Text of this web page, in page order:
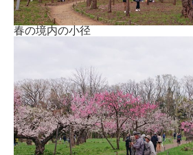
春の境内の小径